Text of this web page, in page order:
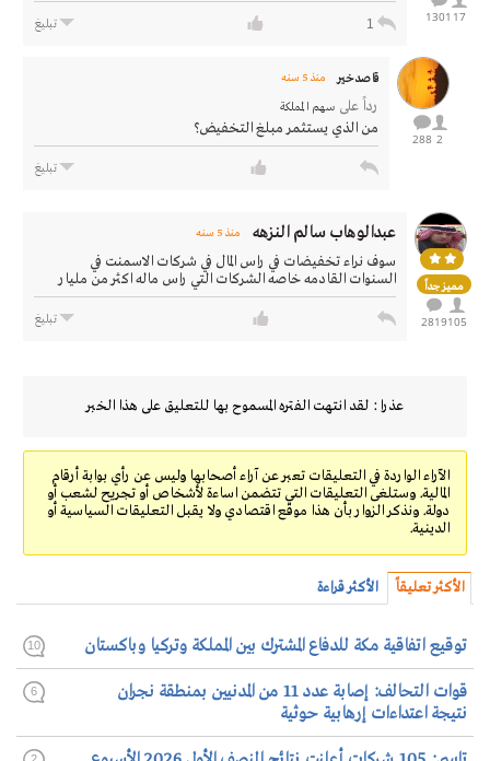
17
1301
1 تبليغ
2
288
قاصدخير منذ 5 سنه
رداً على سهم المملكة
من الذي يستثمر مبلغ التخفيض؟
تبليغ
مميز جداً
105
2819
عبدالوهاب سالم النزهه منذ 5 سنه
سوف نراء تخفيضات في راس المال في شركات الاسمنت في
السنوات القادمه خاصه الشركات التي راس ماله اكثر من مليار
تبليغ
عذرا : لقد انتهت الفتره المسموح بها للتعليق على هذا الخبر
الآراء الواردة في التعليقات تعبر عن آراء أصحابها وليس عن رأي بوابة أرقام
المالية. وستلغى التعليقات التي تتضمن اساءة لأشخاص أو تجريح لشعب أو
دولة. ونذكر الزوار بأن هذا موقع اقتصادي ولا يقبل التعليقات السياسية أو
الدينية.
الأكثر تعليقاً الأكثر قراءة
توقيع اتفاقية مكة للدفاع المشترك بين المملكة وتركيا وباكستان 10
قوات التحالف: إصابة عدد 11 من المدنيين بمنطقة نجران
نتيجة اعتداءات إرهابية حوثية
6